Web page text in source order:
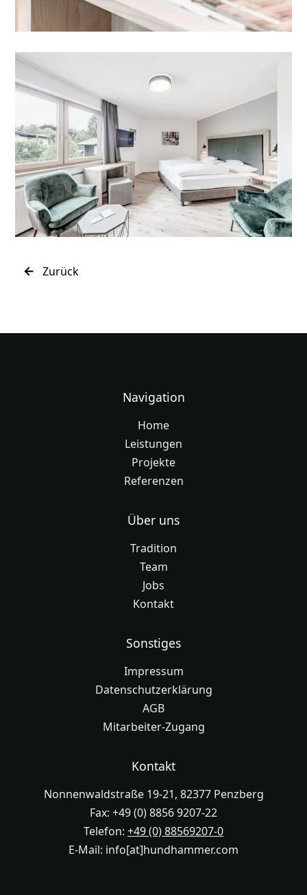
Zurück
Navigation
Home
Leistungen
Projekte
Referenzen
Über uns
Tradition
Team
Jobs
Kontakt
Sonstiges
Impressum
Datenschutzerklärung
AGB
Mitarbeiter-Zugang
Kontakt
Nonnenwaldstraße 19-21, 82377 Penzberg
Fax: +49 (0) 8856 9207-22
Telefon: +49 (0) 88569207-0
E-Mail: info[at]hundhammer.com